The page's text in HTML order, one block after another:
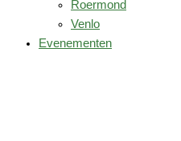
Roermond
Venlo
Evenementen